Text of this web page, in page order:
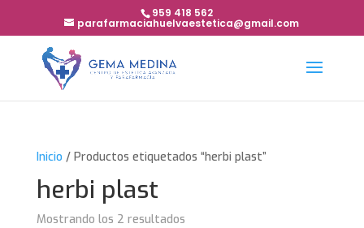
959 418 562
parafarmaciahuelvaestetica@gmail.com
Inicio / Productos etiquetados “herbi plast”
herbi plast
Mostrando los 2 resultados